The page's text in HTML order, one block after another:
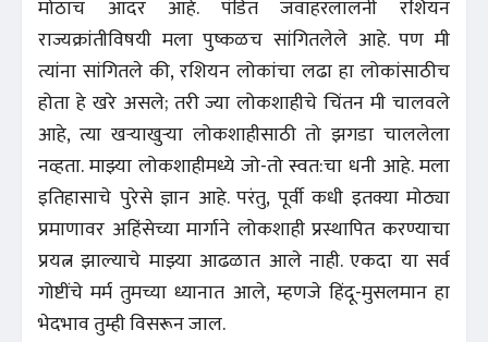
मोठाच आदर आहे. पंडित जवाहरलालनी रशियन
राज्यक्रांतीविषयी मला पुष्कळच सांगितलेले आहे. पण मी
त्यांना सांगितले की, रशियन लोकांचा लढा हा लोकांसाठीच
होता हे खरे असले; तरी ज्या लोकशाहीचे चिंतन मी चालवले
आहे, त्या खऱ्याखुऱ्या लोकशाहीसाठी तो झगडा चाललेला
नव्हता. माझ्या लोकशाहीमध्ये जो-तो स्वत:चा धनी आहे. मला
इतिहासाचे पुरेसे ज्ञान आहे. परंतु, पूर्वी कधी इतक्या मोठ्या
प्रमाणावर अहिंसेच्या मार्गाने लोकशाही प्रस्थापित करण्याचा
प्रयत्न झाल्याचे माझ्या आढळात आले नाही. एकदा या सर्व
गोष्टींचे मर्म तुमच्या ध्यानात आले, म्हणजे हिंदू-मुसलमान हा
भेदभाव तुम्ही विसरून जाल.